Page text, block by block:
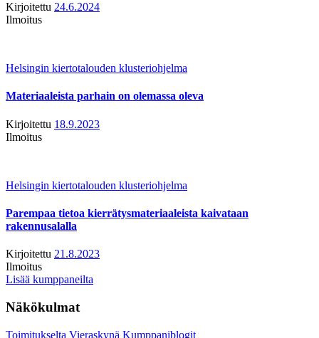
Kirjoitettu 24.6.2024
Ilmoitus
Helsingin kiertotalouden klusteriohjelma
Materiaaleista parhain on olemassa oleva
Kirjoitettu 18.9.2023
Ilmoitus
Helsingin kiertotalouden klusteriohjelma
Parempaa tietoa kierrätysmateriaaleista kaivataan
rakennusalalla
Kirjoitettu 21.8.2023
Ilmoitus
Lisää kumppaneilta
Näkökulmat
Toimitukselta Vieraskynä Kumppaniblogit